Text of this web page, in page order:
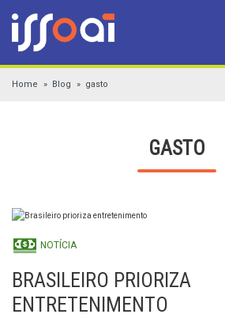
Home Blog gasto
GASTO
NOTÍCIA
BRASILEIRO PRIORIZA
ENTRETENIMENTO